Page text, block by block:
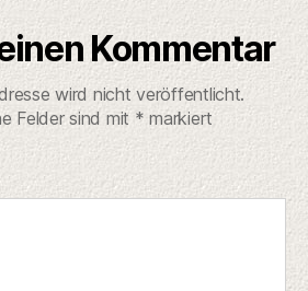
Kommentar
wird nicht veröffentlicht.
Felder sind mit * markiert